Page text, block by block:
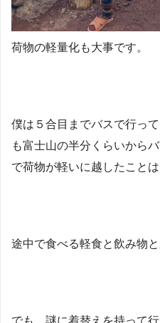
荷物の軽量化も大事です。
僕は５合目までバスで行っ
も富士山の半分くらいから
で荷物が軽いに越したことは
途中で食べる軽食と飲み物
でも、謎に着替えを持って